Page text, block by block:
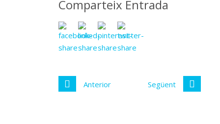
Comparteix Entrada
Anterior Següent